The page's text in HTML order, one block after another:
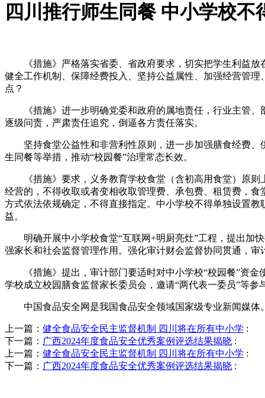
四川推行师生同餐 中小学校不
《措施》严格落实省委、省政府要求，切实把学生利益放
健全工作机制、保障经费投入、坚持公益属性、加强经营管
点？
《措施》进一步明确党委和政府的属地责任，行业主管、
逐级问责，严肃责任追究，倒逼各方责任落实。
坚持食堂公益性和非营利性原则，进一步加强膳食经费、
生同餐等举措，推动“校园餐”治理常态长效。
《措施》要求，义务教育学校食堂（含初高用食堂）原则
经营的，不得收取或者变相收取管理费、承包费、租赁费，
方式依法依规确定，不得直接指定。中小学校不得单独设置
益。
明确开展中小学校食堂“互联网+明厨亮灶”工程，提出加快
强家长和社会监督管理作用。强化审计财会监督协同贯通，审
《措施》提出，审计部门要适时对中小学校“校园餐”资金
学校成立校园膳食监督家长委员会，邀请“两代表一委员”等参
中国食品安全网是我国食品安全领域国家级专业新闻媒体
上一篇： 健全食品安全民主监督机制 四川将在所有中小学 :
下一篇： 广西2024年度食品安全优秀案例评选结果揭晓 :
上一篇： 健全食品安全民主监督机制 四川将在所有中小学 :
下一篇： 广西2024年度食品安全优秀案例评选结果揭晓 :